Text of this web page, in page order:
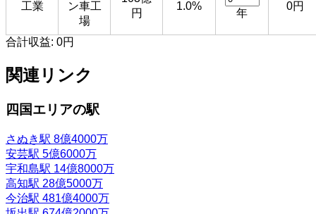
工業
ン車工
場
円
1.0%
年
0円
合計収益: 0円
関連リンク
四国エリアの駅
さぬき駅 8億4000万
安芸駅 5億6000万
宇和島駅 14億8000万
高知駅 28億5000万
今治駅 481億4000万